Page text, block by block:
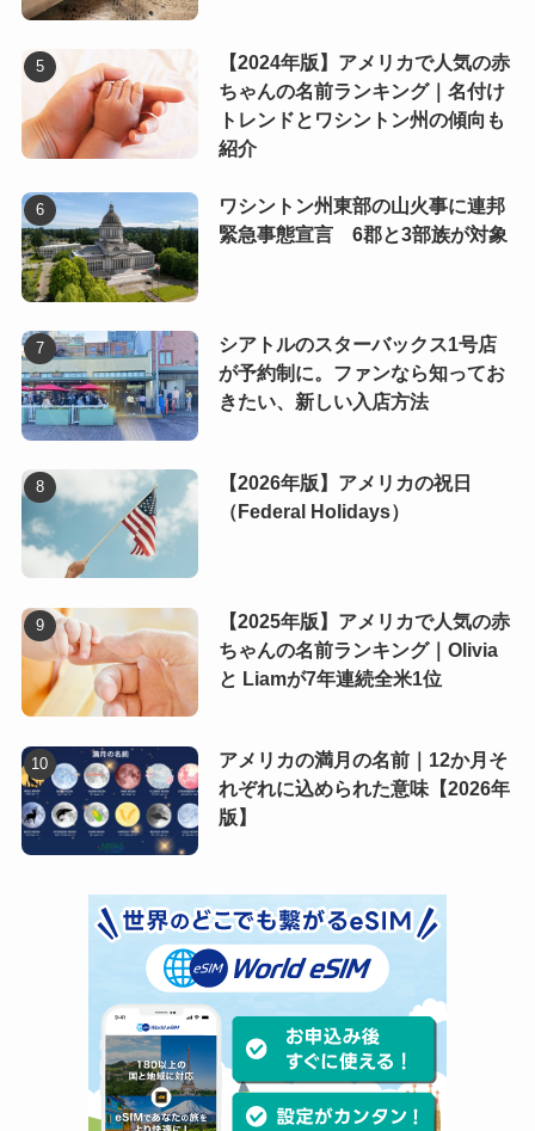
【2024年版】アメリカで人気の赤
ちゃんの名前ランキング｜名付け
トレンドとワシントン州の傾向も
紹介
ワシントン州東部の山火事に連邦
緊急事態宣言 6郡と3部族が対象
シアトルのスターバックス1号店
が予約制に。ファンなら知ってお
きたい、新しい入店方法
【2026年版】アメリカの祝日
（Federal Holidays）
【2025年版】アメリカで人気の赤
ちゃんの名前ランキング｜Olivia
と Liamが7年連続全米1位
アメリカの満月の名前｜12か月そ
れぞれに込められた意味【2026年
版】